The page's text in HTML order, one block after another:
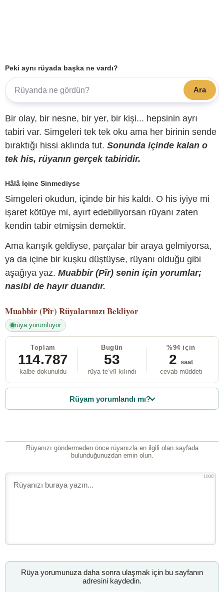
Peki aynı rüyada başka ne vardı?
Ara
Bir olay, bir nesne, bir yer, bir kişi... hepsinin ayrı
tabiri var. Simgeleri tek tek oku ama her birinin sende
bıraktığı hissi aklında tut. Sonunda içinde kalan o
tek his, rüyanın gerçek tabiridir.
Hâlâ İçine Sinmediyse
Simgeleri okudun, içinde bir his kaldı. O his iyiye mi
işaret kötüye mi, ayırt edebiliyorsan rüyanı zaten
kendin tabir etmişsin demektir.
Ama karışık geldiyse, parçalar bir araya gelmiyorsa,
ya da içine bir kuşku düştüyse, rüyanı olduğu gibi
aşağıya yaz. Muabbir (Pîr) senin için yorumlar;
nasibi de hayır duandır.
Muabbir (Pîr) Rüyalarınızı Bekliyor
rüya yorumluyor
Toplam
114.787
kalbe dokunuldu
Bugün
53
rüya te’vîl kılındı
%94 için
2 saat
cevab müddeti
Rüyam yorumlandı mı?
Rüyanızı göndermeden önce rüyanızla en ilgili olan sayfada
bulunduğunuzdan emin olun.
1000
Rüya yorumunuza daha sonra ulaşmak için bu sayfanın
adresini kaydedin.